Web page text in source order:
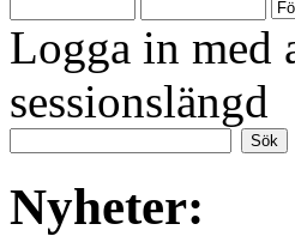
Logga in med
sessionslängd
Nyheter: